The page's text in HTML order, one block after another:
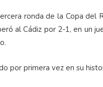
ronda de la Copa del
al Cádiz por 2-1, en un
por primera vez en su